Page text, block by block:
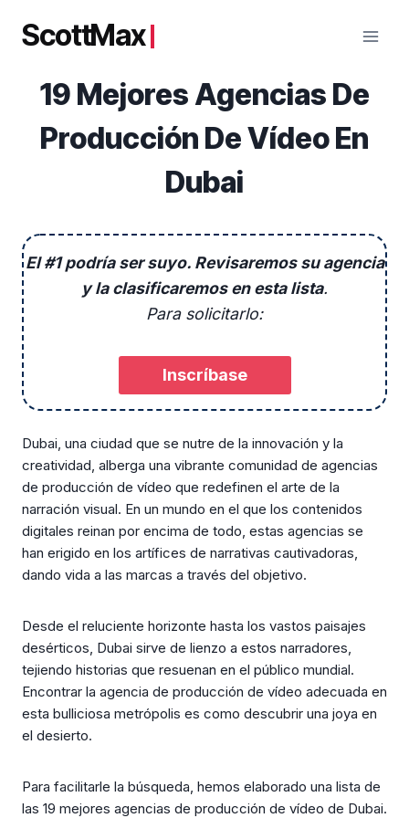
ScottMax
19 Mejores Agencias De
Producción De Vídeo En
Dubai
El #1 podría ser suyo. Revisaremos su agencia
y la clasificaremos en esta lista.
Para solicitarlo:
Inscríbase
Dubai, una ciudad que se nutre de la innovación y la
creatividad, alberga una vibrante comunidad de agencias
de producción de vídeo que redefinen el arte de la
narración visual. En un mundo en el que los contenidos
digitales reinan por encima de todo, estas agencias se
han erigido en los artífices de narrativas cautivadoras,
dando vida a las marcas a través del objetivo.
Desde el reluciente horizonte hasta los vastos paisajes
desérticos, Dubai sirve de lienzo a estos narradores,
tejiendo historias que resuenan en el público mundial.
Encontrar la agencia de producción de vídeo adecuada en
esta bulliciosa metrópolis es como descubrir una joya en
el desierto.
Para facilitarle la búsqueda, hemos elaborado una lista de
las 19 mejores agencias de producción de vídeo de Dubai.